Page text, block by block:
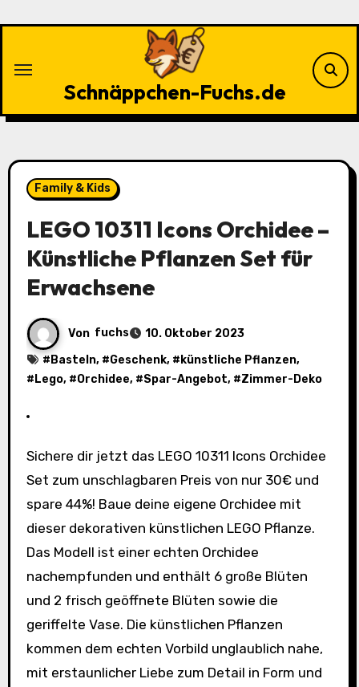
Schnäppchen-Fuchs.de
Family & Kids
LEGO 10311 Icons Orchidee –
Künstliche Pflanzen Set für
Erwachsene
Von fuchs
10. Oktober 2023
# Basteln, #Geschenk, # künstliche Pflanzen,
# Lego, #Orchidee, #Spar-Angebot, #Zimmer-Deko
Sichere dir jetzt das LEGO 10311 Icons Orchidee
Set zum unschlagbaren Preis von nur 30€ und
spare 44%! Baue deine eigene Orchidee mit
dieser dekorativen künstlichen LEGO Pflanze.
Das Modell ist einer echten Orchidee
nachempfunden und enthält 6 große Blüten
und 2 frisch geöffnete Blüten sowie die
geriffelte Vase. Die künstlichen Pflanzen
kommen dem echten Vorbild unglaublich nahe,
mit erstaunlicher Liebe zum Detail in Form und